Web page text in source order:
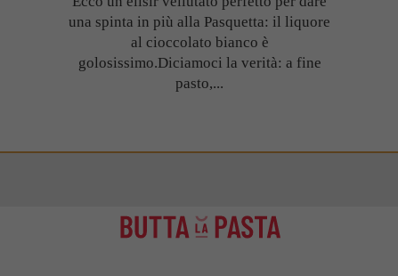
una spinta in più alla Pasquetta: il liquore
al cioccolato bianco è
golosissimo.Diciamoci la verità: a fine
pasto,...